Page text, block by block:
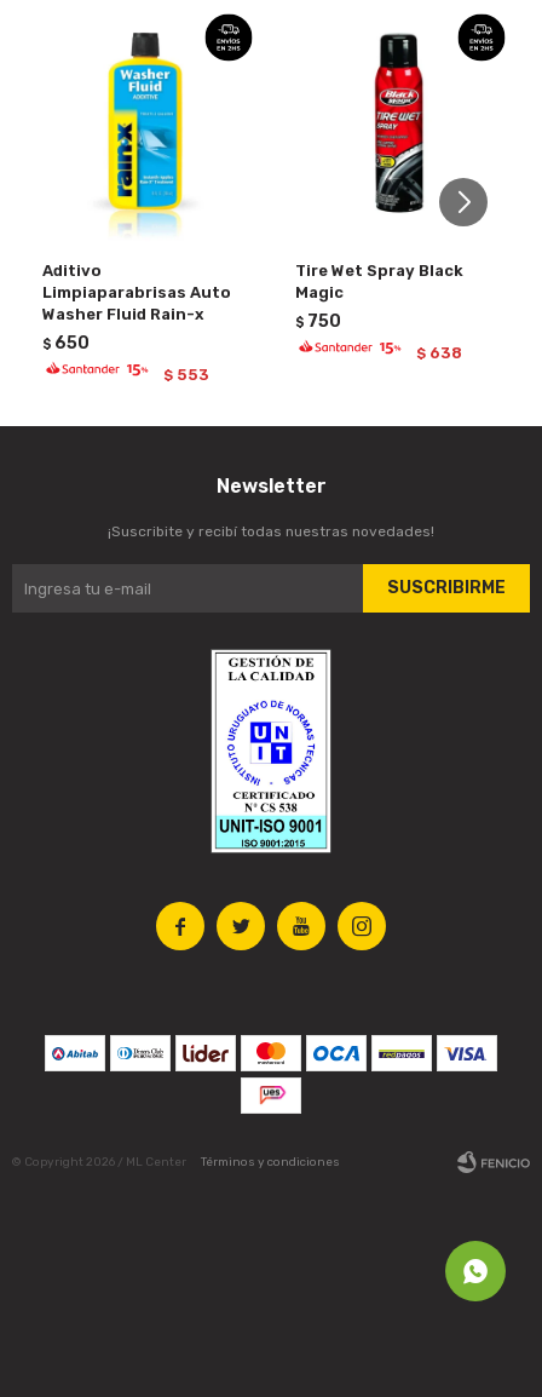
Aditivo
Limpiaparabrisas Auto
Washer Fluid Rain-x
$ 650
$ 553
Tire Wet Spray Black
Magic
$ 750
$ 638
   
Newsletter
¡Suscribite y recibí todas nuestras novedades!
SUSCRIBIRME
© Copyright 2026 / ML Center Términos y condiciones